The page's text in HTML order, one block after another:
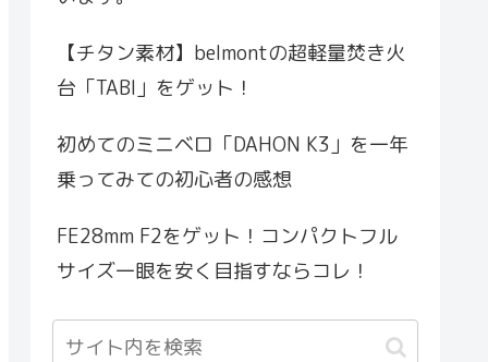
【チタン素材】belmontの超軽量焚き火
台「TABI」をゲット！
初めてのミニベロ「DAHON K3」を一年
乗ってみての初心者の感想
FE28mm F2をゲット！コンパクトフル
サイズ一眼を安く目指すならコレ！